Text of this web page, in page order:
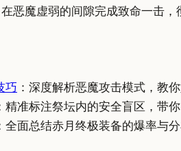
恶魔虚弱的间隙完成致命一击，
巧 ：深度解析恶魔攻击模式，教
精准标注祭坛内的安全盲区，带
全面总结赤月终极装备的爆率与